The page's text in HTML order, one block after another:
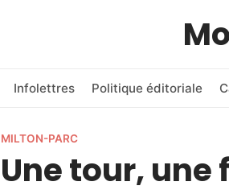
Infolettres Politique éditoriale
MILTON-PARC
Une tour,